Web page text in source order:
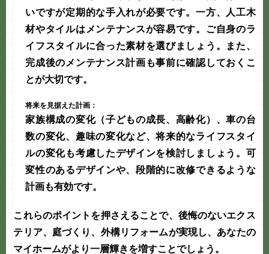
いですが定期的な手入れが必要です。一方、人工木
材やタイルはメンテナンスが容易です。ご自身のラ
イフスタイルに合った素材を選びましょう。また、
完成後のメンテナンス計画も事前に確認しておくこ
とが大切です。
将来を見据えた計画：
家族構成の変化（子どもの成長、高齢化）、車の台
数の変化、趣味の変化など、将来的なライフスタイ
ルの変化も考慮したデザインを検討しましょう。可
変性のあるデザインや、段階的に改修できるような
計画も有効です。
これらのポイントを押さえることで、後悔のないエクス
テリア、 庭づくり 、 外構リフォームが実現し、あなたの
マイホームがより一層輝きを増すことでしょう。